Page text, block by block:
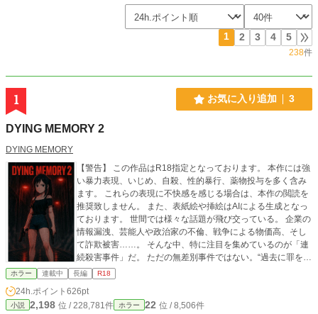
1 2 3 4 5
238件
1 お気に入り追加 3
DYING MEMORY 2
DYING MEMORY
【警告】 この作品はR18指定となっております。 本作には強
い暴力表現、いじめ、自殺、性的暴行、薬物投与を多く含み
ます。 これらの表現に不快感を感じる場合は、本作の閲読を
推奨致しません。 また、表紙絵や挿絵はAIによる生成となっ
ております。 世間では様々な話題が飛び交っている。 企業の
情報漏洩、芸能人や政治家の不倫、戦争による物価高、そし
て詐欺被害……。 そんな中、特に注目を集めているのが「連
続殺害事件」だ。 ただの無差別事件ではない。“過去に罪を犯
した”とされる者だけが狙われているのだという。 そんな社会
情勢とは無縁に、大学生・ルナは毎朝同じ時間に起き、朝食
を作る。 ──いつもと変わらぬ日々のはずだった。 だが、あ
る日、彼女のスマートフォンに届いた1通のLINEが、全てを
ホラー 連載中 長編 R18
24h.ポイント 626pt
小説 2,198 位 / 228,781件 ホラー 22 位 / 8,506件